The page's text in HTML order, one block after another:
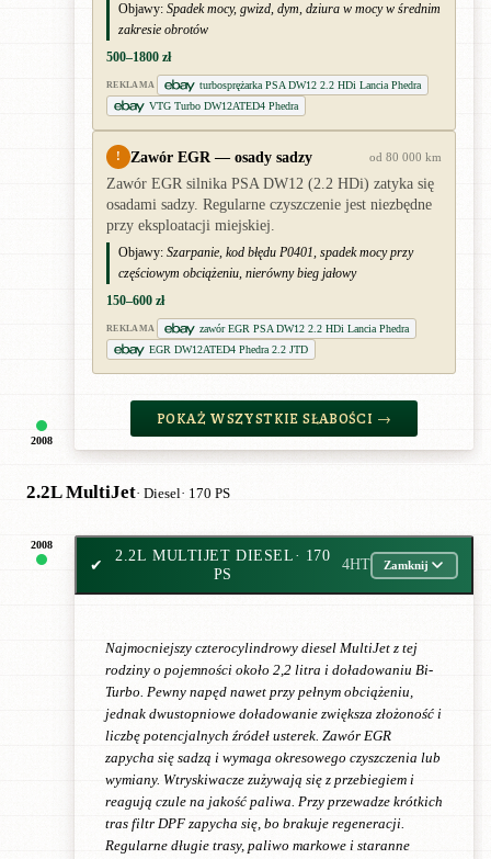
2008
Objawy: Spadek mocy, gwizd, dym, dziura w mocy w średnim
zakresie obrotów
500–1800 zł
REKLAMA
turbosprężarka PSA DW12 2.2 HDi Lancia Phedra
VTG Turbo DW12ATED4 Phedra
! Zawór EGR — osady sadzy od 80 000 km
Zawór EGR silnika PSA DW12 (2.2 HDi) zatyka się
osadami sadzy. Regularne czyszczenie jest niezbędne
przy eksploatacji miejskiej.
Objawy: Szarpanie, kod błędu P0401, spadek mocy przy
częściowym obciążeniu, nierówny bieg jałowy
150–600 zł
REKLAMA
zawór EGR PSA DW12 2.2 HDi Lancia Phedra
EGR DW12ATED4 Phedra 2.2 JTD
POKAŻ WSZYSTKIE SŁABOŚCI →
2.2L MultiJet· Diesel· 170 PS
2008
✔
2.2L MULTIJET DIESEL· 170
PS
4HT Zamknij
Najmocniejszy czterocylindrowy diesel MultiJet z tej
rodziny o pojemności około 2,2 litra i doładowaniu Bi-
Turbo. Pewny napęd nawet przy pełnym obciążeniu,
jednak dwustopniowe doładowanie zwiększa złożoność i
liczbę potencjalnych źródeł usterek. Zawór EGR
zapycha się sadzą i wymaga okresowego czyszczenia lub
wymiany. Wtryskiwacze zużywają się z przebiegiem i
reagują czule na jakość paliwa. Przy przewadze krótkich
tras filtr DPF zapycha się, bo brakuje regeneracji.
Regularne długie trasy, paliwo markowe i staranne